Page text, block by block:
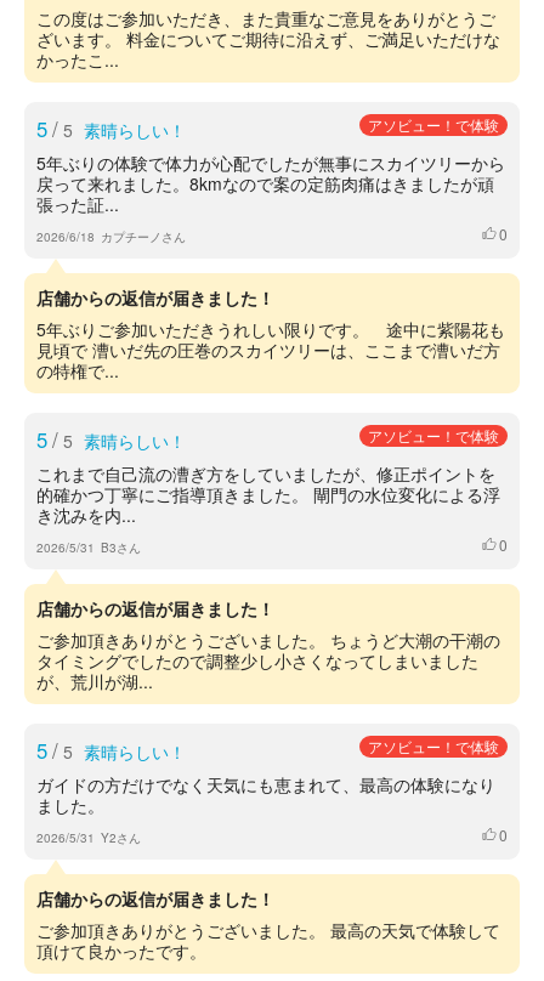
この度はご参加いただき、また貴重なご意見をありがとうご
ざいます。 料金についてご期待に沿えず、ご満足いただけな
かったこ...
5/ 5 素晴らしい！ アソビュー！で体験
5年ぶりの体験で体力が心配でしたが無事にスカイツリーから
戻って来れました。8kmなので案の定筋肉痛はきましたが頑
張った証...
2026/6/18 カプチーノさん いいね
0
店舗からの返信が届きました！
5年ぶりご参加いただきうれしい限りです。 途中に紫陽花も
見頃で 漕いだ先の圧巻のスカイツリーは、ここまで漕いだ方
の特権で...
5/ 5 素晴らしい！ アソビュー！で体験
これまで自己流の漕ぎ方をしていましたが、修正ポイントを
的確かつ丁寧にご指導頂きました。 閘門の水位変化による浮
き沈みを内...
2026/5/31 B3さん いいね
0
店舗からの返信が届きました！
ご参加頂きありがとうございました。 ちょうど大潮の干潮の
タイミングでしたので調整少し小さくなってしまいました
が、荒川が湖...
5/ 5 素晴らしい！ アソビュー！で体験
ガイドの方だけでなく天気にも恵まれて、最高の体験になり
ました。
2026/5/31 Y2さん いいね
0
店舗からの返信が届きました！
ご参加頂きありがとうございました。 最高の天気で体験して
頂けて良かったです。